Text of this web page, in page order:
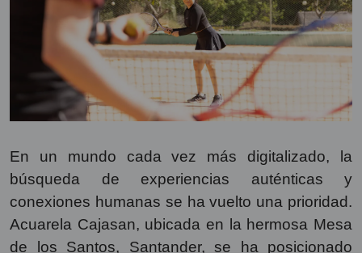
En un mundo cada vez más digitalizado, la
búsqueda de experiencias auténticas y
conexiones humanas se ha vuelto una prioridad.
Acuarela Cajasan, ubicada en la hermosa Mesa
de los Santos, Santander, se ha posicionado